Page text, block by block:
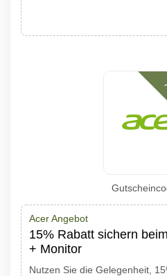
Acer Angebot
15% Rabatt sichern
+ Monitor
Nutzen Sie die Gelegenheit,